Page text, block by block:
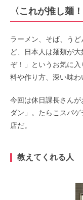
〈これが推し麺！
ラーメン、そば、う
ど、日本人は麺類が
ぞ！」というお気に
料や作り方、深い味わ
今回は休日課長さん
ダン」。たらこスパ
店だ。
教えてくれる人